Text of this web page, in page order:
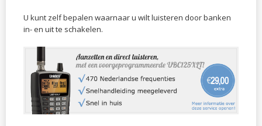
U kunt zelf bepalen waarnaar u wilt luisteren door banken
in- en uit te schakelen.